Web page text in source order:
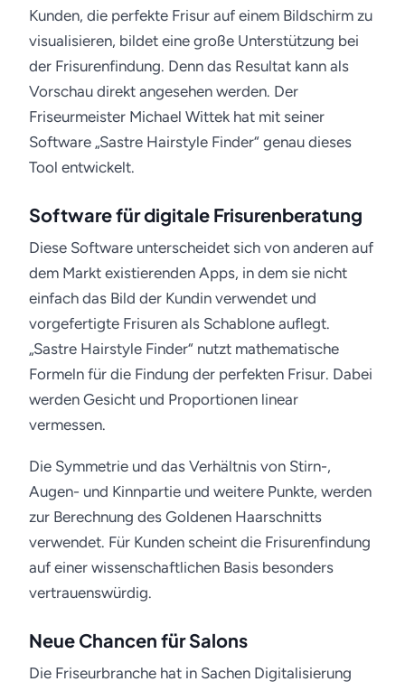
Kunden, die perfekte Frisur auf einem Bildschirm zu
visualisieren, bildet eine große Unterstützung bei
der Frisurenfindung. Denn das Resultat kann als
Vorschau direkt angesehen werden. Der
Friseurmeister Michael Wittek hat mit seiner
Software „Sastre Hairstyle Finder“ genau dieses
Tool entwickelt.
Software für digitale Frisurenberatung
Diese Software unterscheidet sich von anderen auf
dem Markt existierenden Apps, in dem sie nicht
einfach das Bild der Kundin verwendet und
vorgefertigte Frisuren als Schablone auflegt.
„Sastre Hairstyle Finder“ nutzt mathematische
Formeln für die Findung der perfekten Frisur. Dabei
werden Gesicht und Proportionen linear
vermessen.
Die Symmetrie und das Verhältnis von Stirn-,
Augen- und Kinnpartie und weitere Punkte, werden
zur Berechnung des Goldenen Haarschnitts
verwendet. Für Kunden scheint die Frisurenfindung
auf einer wissenschaftlichen Basis besonders
vertrauenswürdig.
Neue Chancen für Salons
Die Friseurbranche hat in Sachen Digitalisierung